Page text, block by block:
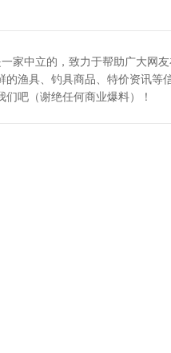
家中立的，致力于帮助广大网
的渔具、钓具商品、特价资讯
们吧（谢绝任何商业爆料）！